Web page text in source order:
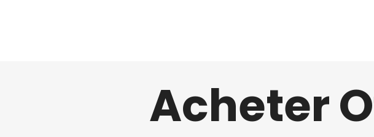
Acheter